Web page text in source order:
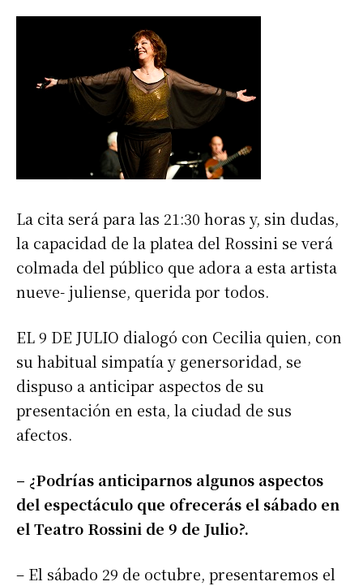
La cita será para las 21:30 horas y, sin dudas,
la capacidad de la platea del Rossini se verá
colmada del público que adora a esta artista
nueve- juliense, querida por todos.
EL 9 DE JULIO dialogó con Cecilia quien, con
su habitual simpatía y genersoridad, se
dispuso a anticipar aspectos de su
presentación en esta, la ciudad de sus
afectos.
– ¿Podrías anticiparnos algunos aspectos
del espectáculo que ofrecerás el sábado en
el Teatro Rossini de 9 de Julio?.
– El sábado 29 de octubre, presentaremos el